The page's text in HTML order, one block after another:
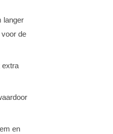
langer
de
extra
en